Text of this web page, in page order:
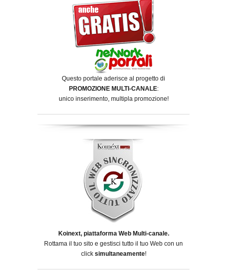
Questo portale aderisce al progetto di
PROMOZIONE MULTI-CANALE:
unico inserimento, multipla promozione!
Koinext, piattaforma Web Multi-canale.
Rottama il tuo sito e gestisci tutto il tuo Web con un
click simultaneamente!